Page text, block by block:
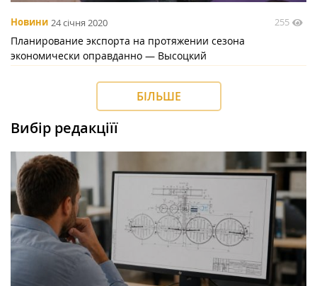
Новини 24 січня 2020 255
Планирование экспорта на протяжении сезона
экономически оправданно — Высоцкий
БІЛЬШЕ
Вибір редакціїї